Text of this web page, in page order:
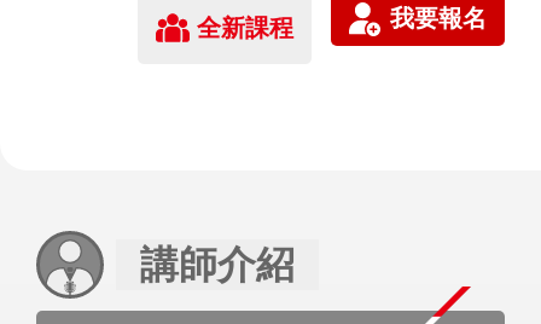
全新課程
講師介紹